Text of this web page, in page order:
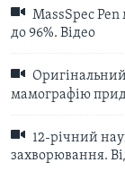
MassSpec
до 96%. Відео
мамографію
12-річний
захворювання.